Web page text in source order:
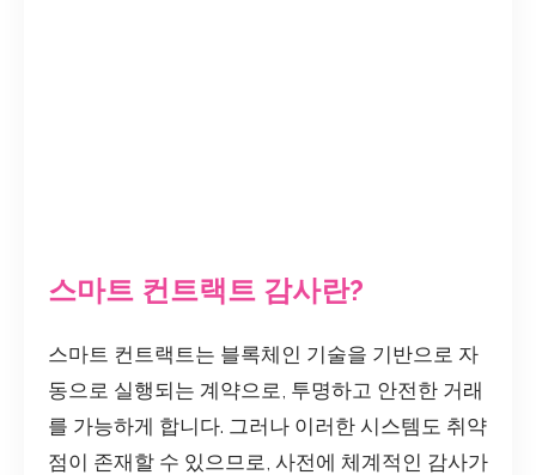
스마트 컨트랙트 감사란?
스마트 컨트랙트는 블록체인 기술을 기반으로 자
동으로 실행되는 계약으로, 투명하고 안전한 거래
를 가능하게 합니다. 그러나 이러한 시스템도 취약
점이 존재할 수 있으므로, 사전에 체계적인 감사가